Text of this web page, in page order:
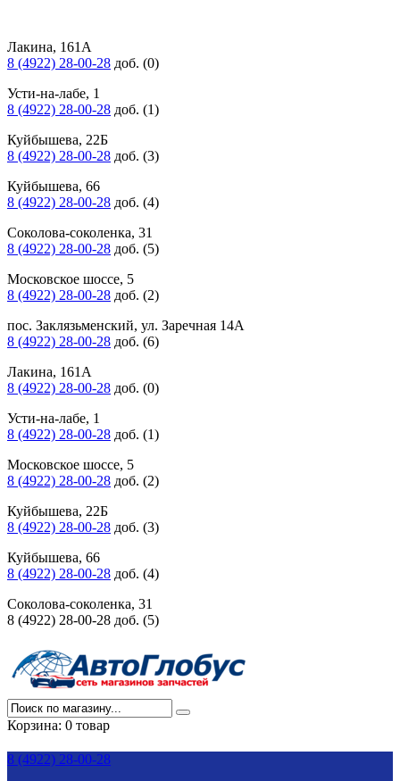
Лакина, 161А
8 (4922) 28-00-28 доб. (0)
Усти-на-лабе, 1
8 (4922) 28-00-28 доб. (1)
Куйбышева, 22Б
8 (4922) 28-00-28 доб. (3)
Куйбышева, 66
8 (4922) 28-00-28 доб. (4)
Соколова-соколенка, 31
8 (4922) 28-00-28 доб. (5)
Московское шоссе, 5
8 (4922) 28-00-28 доб. (2)
пос. Заклязьменский, ул. Заречная 14А
8 (4922) 28-00-28 доб. (6)
Лакина, 161А
8 (4922) 28-00-28 доб. (0)
Усти-на-лабе, 1
8 (4922) 28-00-28 доб. (1)
Московское шоссе, 5
8 (4922) 28-00-28 доб. (2)
Куйбышева, 22Б
8 (4922) 28-00-28 доб. (3)
Куйбышева, 66
8 (4922) 28-00-28 доб. (4)
Соколова-соколенка, 31
8 (4922) 28-00-28 доб. (5)
Корзина: 0 товар
8 (4922) 28-00-28